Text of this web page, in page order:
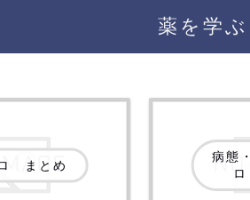
薬を学
まとめ
病態